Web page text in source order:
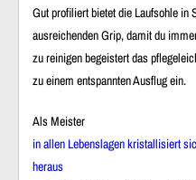
Gut profiliert bietet die Laufsohle in
ausreichenden Grip, damit du
zu reinigen begeistert das
zu einem entspannten Ausflug ein.
Als Meister
in allen Lebenslagen kristallisiert
heraus